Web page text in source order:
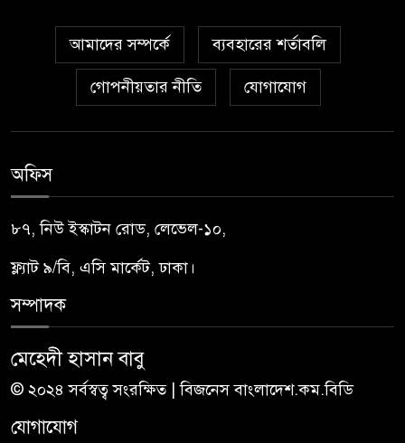
আমাদের সম্পর্কে ব্যবহারের শর্তাবলি
গোপনীয়তার নীতি যোগাযোগ
অফিস
৮৭, নিউ ইস্কাটন রোড, লেভেল-১০,
ফ্ল্যাট ৯/বি, এসি মার্কেট, ঢাকা।
সম্পাদক
মেহেদী হাসান বাবু
© ২০২৪ সর্বস্বত্ব সংরক্ষিত | বিজনেস বাংলাদেশ.কম.বিডি
যোগাযোগ